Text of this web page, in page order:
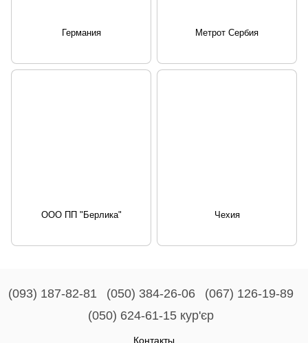
Германия Метрот Сербия
ООО ПП "Берлика" Чехия
(093) 187-82-81 (050) 384-26-06
(067) 126-19-89
(050) 624-61-15 кур'єр
Контакты